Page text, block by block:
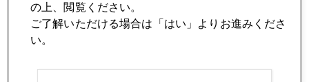
2007年11月14日
の上、閲覧ください。
ご了解いただける場合は「はい」よりお進みくださ
い。